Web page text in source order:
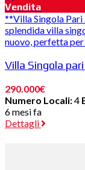
Vendita
**Villa Singola
splendida villa
nuovo, perfetta per
Villa Singola
290.000€
Numero Locali:4
6 mesi fa
Dettagli